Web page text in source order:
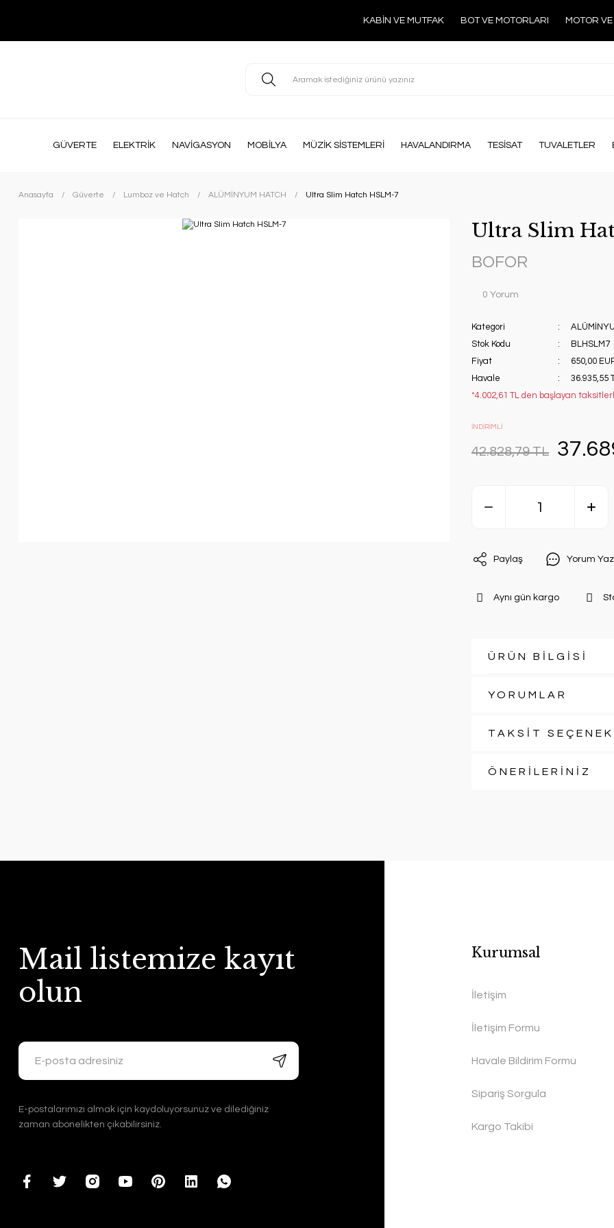
KABİN VE MUTFAK BOT VE MOTORLARI MOTOR
GÜVERTE ELEKTRİK NAVİGASYON MOBİLYA MÜZİK SİSTEMLERİ HAVALANDIRMA TESİSAT TUVALETLER
Anasayfa Güverte Lumboz ve Hatch ALÜMİNYUM HATCH Ultra Slim Hatch HSLM-7
Ultra Slim
BOFOR
0 Yorum
Kategori
Stok Kodu
BLHSLM7
Fiyat
650,00
Havale
36.935,55
*4.002,61 TL den başlayan
İNDİRİMLİ
42.828,79 TL
Paylaş Yorum Yaz
Aynı gün kargo
ÜRÜN BİLGİSİ
YORUMLAR
TAKSİT
ÖNERİLERİNİZ
Mail listemize kayıt
olun
E-postalarımızı almak için kaydoluyorsunuz ve dilediğiniz
zaman abonelikten çıkabilirsiniz.
Kurumsal
İletişim
İletişim Formu
Havale Bildirim Formu
Sipariş Sorgula
Kargo Takibi